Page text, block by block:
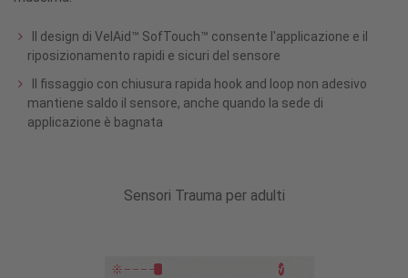
Il design di VelAid™ SofTouch™ consente l'applicazione e il
riposizionamento rapidi e sicuri del sensore
Il fissaggio con chiusura rapida hook and loop non adesivo
mantiene saldo il sensore, anche quando la sede di
applicazione è bagnata
Sensori Trauma per adulti